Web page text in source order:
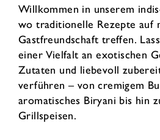
Willkommen in unserem
wo traditionelle Rezepte auf
Gastfreundschaft treffen.
einer Vielfalt an exotischen
Zutaten und liebevoll
verführen – von cremigem
aromatisches Biryani bis hin
Grillspeisen.